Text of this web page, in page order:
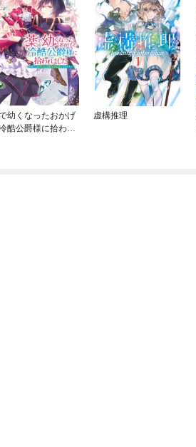
幼くなったおかげ
酷公爵様に拾われ
虚構推理